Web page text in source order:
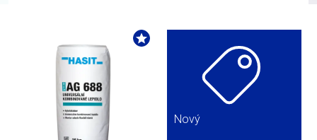
Nový